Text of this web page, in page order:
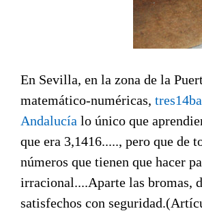
En Sevilla, en la zona de la
matemático-numéricas,
Andalucía lo único que
que era 3,1416....., pero que de
números que tienen que hacer
irracional....Aparte las bromas,
satisfechos con